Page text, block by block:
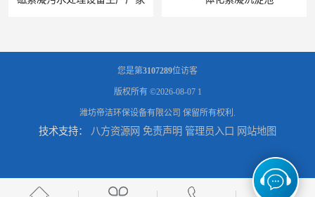
一体化碳钢絮凝沉淀设备去除悬浮球物 一体化碳钢絮凝沉淀设备
您是第3107289位访客
版权所有 ©2026-08-07 1
潍坊帝洁环保设备有限公司 保留所有权利.
技术支持： 八方资源网 免责声明 管理员入口 网站地图